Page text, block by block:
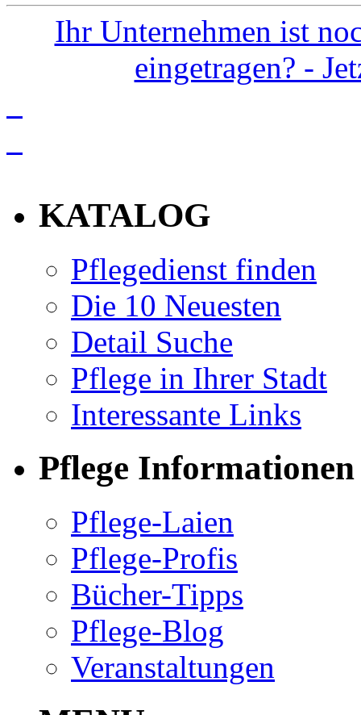
Ihr Unternehmen ist
eingetragen? -
KATALOG
Pflegedienst finden
Die 10 Neuesten
Detail Suche
Pflege in Ihrer Stadt
Interessante Links
Pflege Informationen
Pflege-Laien
Pflege-Profis
Bücher-Tipps
Pflege-Blog
Veranstaltungen